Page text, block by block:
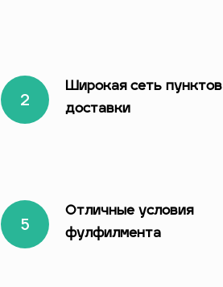
Широкая сеть пунктов
доставки
Отличные условия
фулфилмента